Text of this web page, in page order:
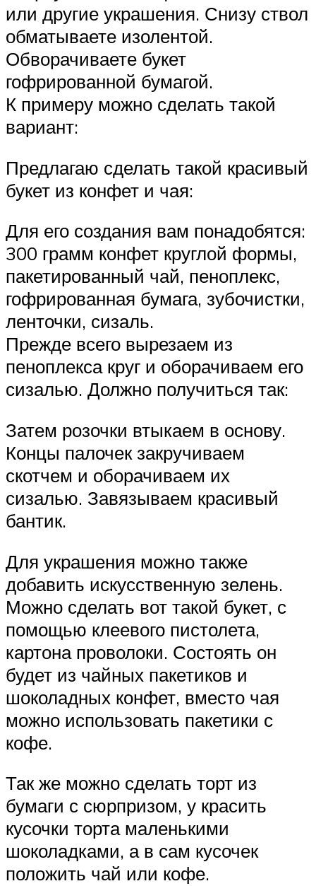
или другие украшения. Снизу ствол
обматываете изолентой.
Обворачиваете букет
гофрированной бумагой.
К примеру можно сделать такой
вариант:
Предлагаю сделать такой красивый
букет из конфет и чая:
Для его создания вам понадобятся:
300 грамм конфет круглой формы,
пакетированный чай, пеноплекс,
гофрированная бумага, зубочистки,
ленточки, сизаль.
Прежде всего вырезаем из
пеноплекса круг и оборачиваем его
сизалью. Должно получиться так:
Затем розочки втыкаем в основу.
Концы палочек закручиваем
скотчем и оборачиваем их
сизалью. Завязываем красивый
бантик.
Для украшения можно также
добавить искусственную зелень.
Можно сделать вот такой букет, с
помощью клеевого пистолета,
картона проволоки. Состоять он
будет из чайных пакетиков и
шоколадных конфет, вместо чая
можно использовать пакетики с
кофе.
Так же можно сделать торт из
бумаги с сюрпризом, у красить
кусочки торта маленькими
шоколадками, а в сам кусочек
положить чай или кофе.